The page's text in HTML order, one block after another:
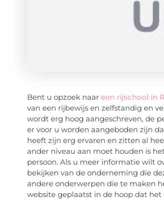
Bent u opzoek naareen rijschool in
van een rijbewijs en zelfstandig en
wordt erg hoog aangeschreven, de
er voor u worden aangeboden zijn
heeft zijn erg ervaren en zitten al
ander niveau aan moet houden is
persoon. Als u meer informatie wilt
bekijken van de onderneming die
andere onderwerpen die te maken
website geplaatst in de hoop dat het